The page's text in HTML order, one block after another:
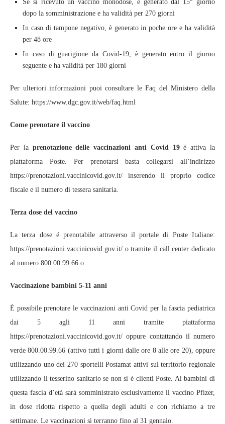
Se si ricevuto un vaccino monodose, è generato dal 15° giorno
dopo la somministrazione e ha validità per 270 giorni
In caso di tampone negativo, è generato in poche ore e ha validità
per 48 ore
In caso di guarigione da Covid-19, è generato entro il giorno
seguente e ha validità per 180 giorni
Per ulteriori informazioni puoi consultare le Faq del Ministero della
Salute: https://www.dgc.gov.it/web/faq.html
Come prenotare il vaccino
Per la prenotazione delle vaccinazioni anti Covid 19é attiva la
piattaforma Poste. Per prenotarsi basta collegarsi all’indirizzo
https://prenotazioni.vaccinicovid.gov.it/ inserendo il proprio codice
fiscale e il numero di tessera sanitaria.
Terza dose del vaccino
La terza dose é prenotabile attraverso il portale di Poste Italiane:
https://prenotazioni.vaccinicovid.gov.it/ o tramite il call center dedicato
al numero 800 00 99 66.o
Vaccinazione bambini 5-11 anni
É possibile prenotare le vaccinazioni anti Covid per la fascia pediatrica
dai 5 agli 11 anni tramite piattaforma
https://prenotazioni.vaccinicovid.gov.it/ oppure contattando il numero
verde 800.00.99.66 (attivo tutti i giorni dalle ore 8 alle ore 20), oppure
utilizzando uno dei 270 sportelli Postamat attivi sul territorio regionale
utilizzando il tesserino sanitario se non si è clienti Poste. Ai bambini di
questa fascia d’età sarà somministrato esclusivamente il vaccino Pfizer,
in dose ridotta rispetto a quella degli adulti e con richiamo a tre
settimane. Le vaccinazioni si terranno fino al 31 gennaio.